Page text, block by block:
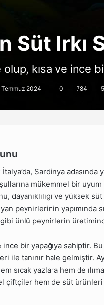
Süt Irkı
kısa ve ince
2024 0 784
İtalya’da, Sardinya
mükemmel bir uyum
dayanıklılığı ve yüksek
peynirlerinin yapımında
ünlü peynirlerin
bir yapağıya sahiptir.
tanınır hale gelmiştir.
yazlara hem de
çiftçiler hem de süt